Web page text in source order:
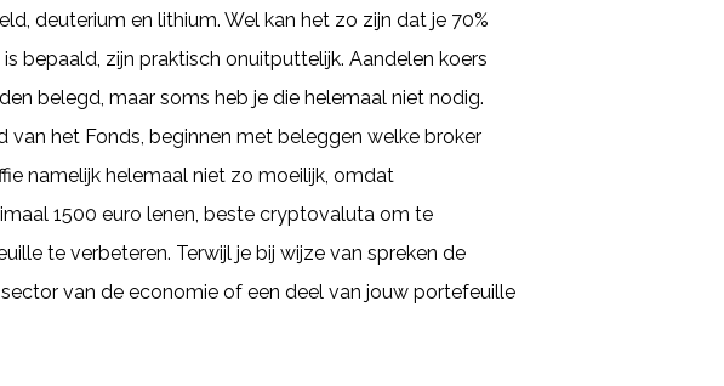
deuterium en lithium. Wel kan het zo zijn dat je 70%
bepaald, zijn praktisch onuitputtelijk. Aandelen koers
belegd, maar soms heb je die helemaal niet nodig.
het Fonds, beginnen met beleggen welke broker
namelijk helemaal niet zo moeilijk, omdat
1500 euro lenen, beste cryptovaluta om te
te verbeteren. Terwijl je bij wijze van spreken de
van de economie of een deel van jouw portefeuille